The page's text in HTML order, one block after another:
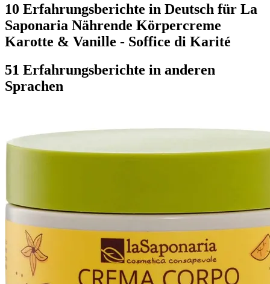
10 Erfahrungsberichte in Deutsch für La
Saponaria Nährende Körpercreme
Karotte & Vanille - Soffice di Karité
51 Erfahrungsberichte in anderen
Sprachen